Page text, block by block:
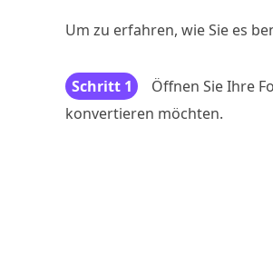
Um zu erfahren, wie Sie es
Schritt 1 Öffnen Sie Ihre
konvertieren möchten.